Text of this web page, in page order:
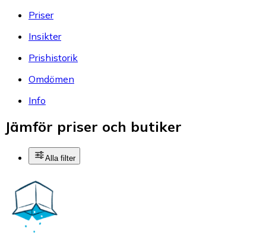
Priser
Insikter
Prishistorik
Omdömen
Info
Jämför priser och butiker
Alla filter